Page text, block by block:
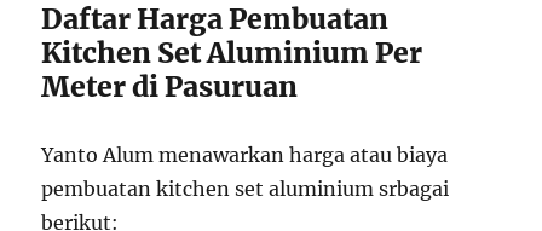
Daftar Harga Pembuatan
Kitchen Set Aluminium Per
Meter di Pasuruan
Yanto Alum menawarkan harga atau biaya
pembuatan kitchen set aluminium srbagai
berikut: